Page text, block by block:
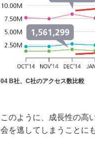
04 B社、C社のアクセス数比較
このように、成長性の高
会を逃してしまうことに